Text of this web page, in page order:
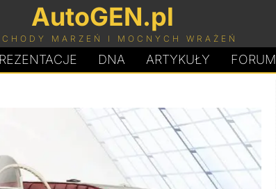
AutoGEN.pl
MARZEŃ I MOCNYCH WRAŻEŃ
DNA ARTYKUŁY FORUM